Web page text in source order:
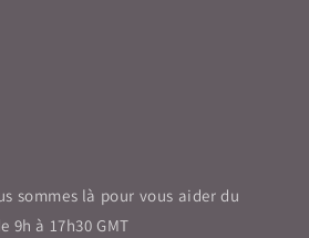
sommes là pour vous aider du
9h à 17h30 GMT